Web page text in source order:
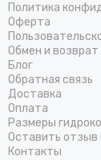
Политика
Оферта
Обмен и возврат
Блог
Обратная связь
Доставка
Оплата
Размеры
Оставить отзыв
Контакты